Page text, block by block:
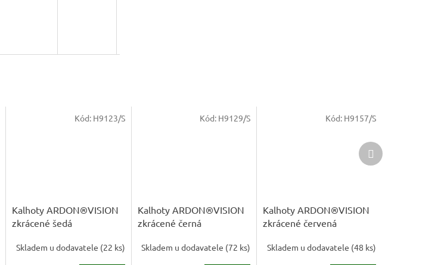
Kalhoty ARDON®VISION
zkrácené šedá
Skladem u dodavatele (22 ks)
Kód: H9123/S
Kalhoty ARDON®VISION
zkrácené černá
Skladem u dodavatele (72 ks)
Kód: H9129/S
Kalhoty ARDON®VISION
zkrácené červená
Skladem u dodavatele (48 ks)
Kód: H9157/S
Další
produkt